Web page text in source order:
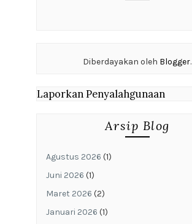
Diberdayakan oleh Blogger.
Laporkan Penyalahgunaan
Arsip Blog
Agustus 2026 (1)
Juni 2026 (1)
Maret 2026 (2)
Januari 2026 (1)